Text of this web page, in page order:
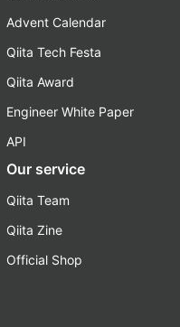
Advent Calendar
Qiita Tech Festa
Qiita Award
Engineer White Paper
API
Our service
Qiita Team
Qiita Zine
Official Shop